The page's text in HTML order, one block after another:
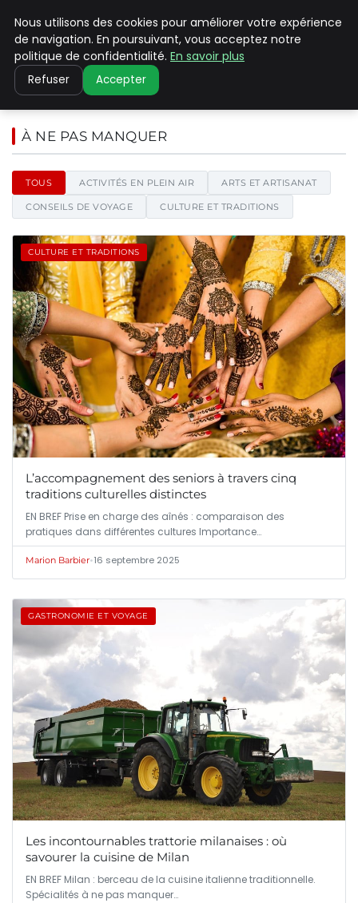
PILAT PATRIMOINES
Pilat Patrimoines - Blog
À NE PAS MANQUER
TOUS ACTIVITÉS EN PLEIN AIR ARTS ET ARTISANAT
CONSEILS DE VOYAGE CULTURE ET TRADITIONS
CULTURE ET TRADITIONS
L’accompagnement des seniors à travers cinq
traditions culturelles distinctes
EN BREF Prise en charge des aînés : comparaison des
pratiques dans différentes cultures Importance…
Marion Barbier•16 septembre 2025
GASTRONOMIE ET VOYAGE
Les incontournables trattorie milanaises : où
savourer la cuisine de Milan
EN BREF Milan : berceau de la cuisine italienne traditionnelle.
Spécialités à ne pas manquer…
Nous utilisons des cookies pour améliorer votre expérience
de navigation. En poursuivant, vous acceptez notre
politique de confidentialité. En savoir plus
Refuser Accepter